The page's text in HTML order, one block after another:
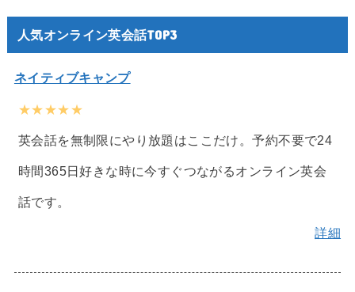
人気オンライン英会話TOP3
ネイティブキャンプ
★★★★★
英会話を無制限にやり放題はここだけ。予約不要で24
時間365日好きな時に今すぐつながるオンライン英会
話です。
詳細